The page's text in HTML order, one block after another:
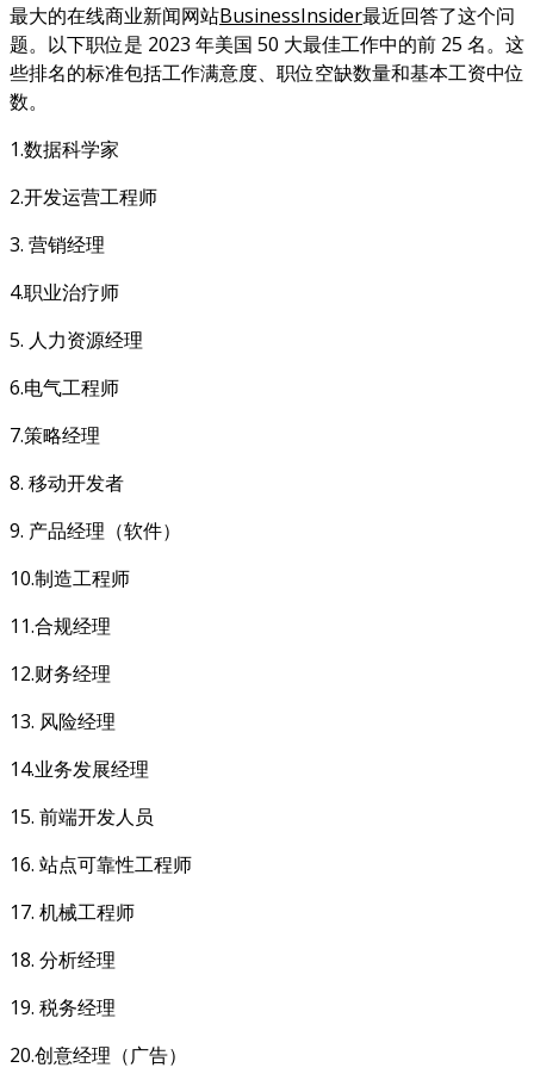
最大的在线商业新闻网站BusinessInsider最近回答了这个问
题。以下职位是 2023 年美国 50 大最佳工作中的前 25 名。这
些排名的标准包括工作满意度、职位空缺数量和基本工资中位
数。
1.数据科学家
2.开发运营工程师
3. 营销经理
4.职业治疗师
5. 人力资源经理
6.电气工程师
7.策略经理
8. 移动开发者
9. 产品经理（软件）
10.制造工程师
11.合规经理
12.财务经理
13. 风险经理
14.业务发展经理
15. 前端开发人员
16. 站点可靠性工程师
17. 机械工程师
18. 分析经理
19. 税务经理
20.创意经理（广告）